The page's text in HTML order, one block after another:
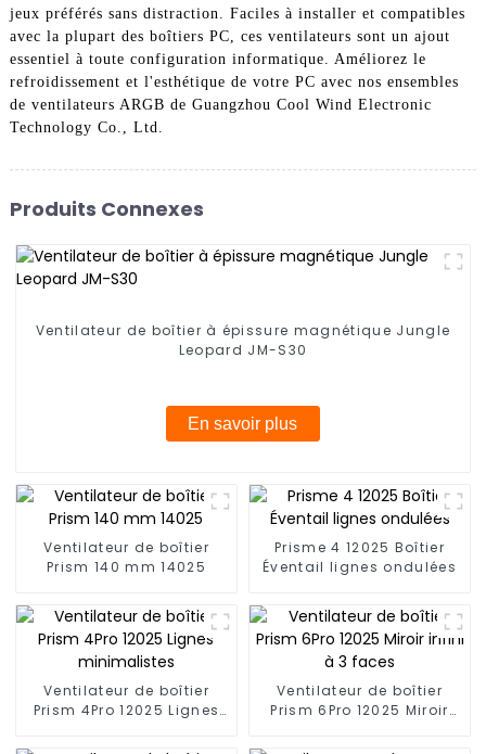
jeux préférés sans distraction. Faciles à installer et compatibles
avec la plupart des boîtiers PC, ces ventilateurs sont un ajout
essentiel à toute configuration informatique. Améliorez le
refroidissement et l'esthétique de votre PC avec nos ensembles
de ventilateurs ARGB de Guangzhou Cool Wind Electronic
Technology Co., Ltd.
Produits Connexes
Ventilateur de boîtier à épissure magnétique Jungle
Leopard JM-S30
En savoir plus
Ventilateur de boîtier
Prism 140 mm 14025
Prisme 4 12025 Boîtier
Éventail lignes ondulées
Ventilateur de boîtier
Prism 4Pro 12025 Lignes
Ventilateur de boîtier
Prism 6Pro 12025 Miroir